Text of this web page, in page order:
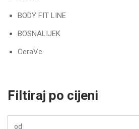
BODY FIT LINE
BOSNALIJEK
CeraVe
Doppelherz
Filtiraj po cijeni